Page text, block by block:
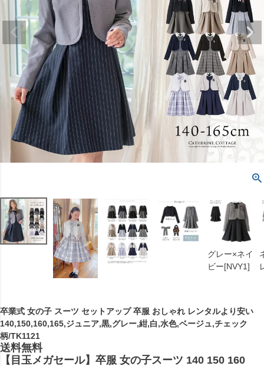
グレー×ネイ
ビー[NVY1]
卒業式 女の子 スーツ セットアップ 卒服 おしゃれ レンタルより安い
140,150,160,165,ジュニア,黒,グレー,紺,白,水色,ベージュ,チェック
柄/TK1121
送料無料
【目玉メガセール】卒服 女の子スーツ 140 150 160